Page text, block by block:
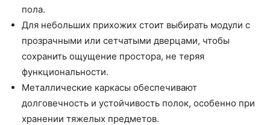
пола.
Для небольших прихожих стоит выбирать модули с
прозрачными или сетчатыми дверцами, чтобы
сохранить ощущение простора, не теряя
функциональности.
Металлические каркасы обеспечивают
долговечность и устойчивость полок, особенно при
хранении тяжелых предметов.